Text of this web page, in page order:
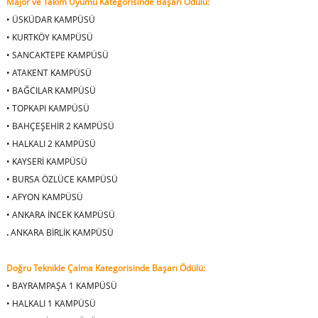
• ÜSKÜDAR KAMPÜSÜ
• KURTKÖY KAMPÜSÜ
• SANCAKTEPE KAMPÜSÜ
• ATAKENT KAMPÜSÜ
• BAĞCILAR KAMPÜSÜ
• TOPKAPI KAMPÜSÜ
• BAHÇEŞEHİR 2 KAMPÜSÜ
• HALKALI 2 KAMPÜSÜ
• KAYSERİ KAMPÜSÜ
• BURSA ÖZLÜCE KAMPÜSÜ
• AFYON KAMPÜSÜ
• ANKARA İNCEK KAMPÜSÜ
.ANKARA BİRLİK KAMPÜSÜ
Doğru Teknikle Çalma Kategorisinde Başarı Ödülü:
• BAYRAMPAŞA 1 KAMPÜSÜ
• HALKALI 1 KAMPÜSÜ